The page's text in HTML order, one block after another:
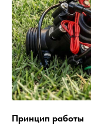
Принцип работы